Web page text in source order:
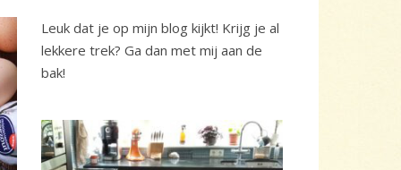
Leuk dat je op mijn blog kijkt! Krijg je al
lekkere trek? Ga dan met mij aan de
bak!